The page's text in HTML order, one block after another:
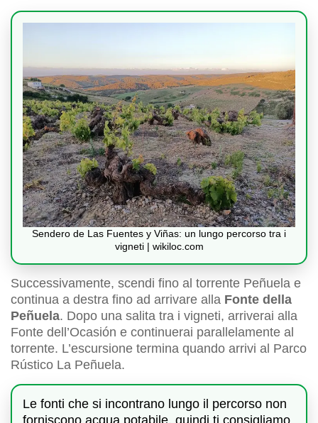
Sendero de Las Fuentes y Viñas: un lungo percorso tra i
vigneti | wikiloc.com
Successivamente, scendi fino al torrente Peñuela e
continua a destra fino ad arrivare alla Fonte della
Peñuela. Dopo una salita tra i vigneti, arriverai alla
Fonte dell’Ocasión e continuerai parallelamente al
torrente. L’escursione termina quando arrivi al Parco
Rústico La Peñuela.
Le fonti che si incontrano lungo il percorso non